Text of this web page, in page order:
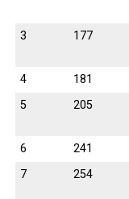
3
177
4
181
5
205
6
241
7
254